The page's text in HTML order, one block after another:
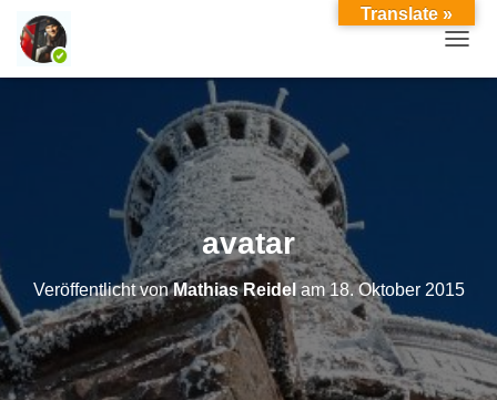
avatar
Veröffentlicht vonMathias Reidelam18. Oktober 2015
Translate »